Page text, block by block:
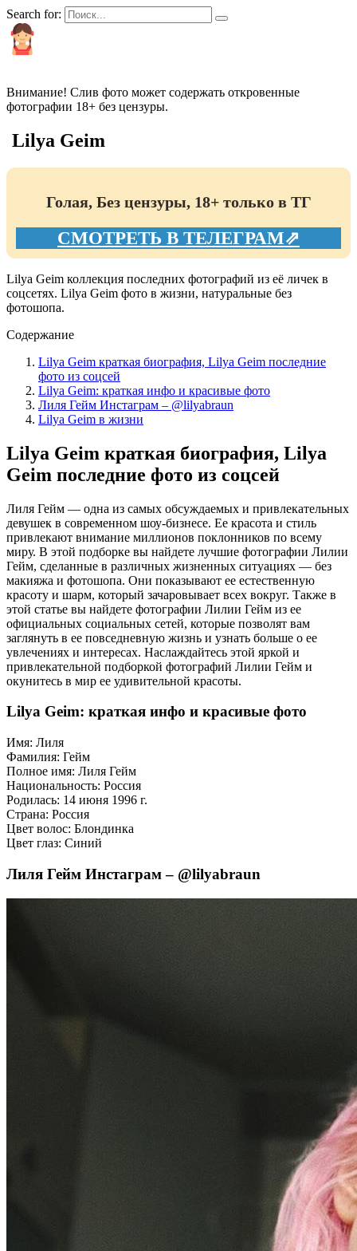
Search for:
Внимание! Слив фото может содержать откровенные
фотографии 18+ без цензуры.
Lilya Geim
Голая, Без цензуры, 18+ только в ТГ
СМОТРЕТЬ В ТЕЛЕГРАМ⇗
Lilya Geim коллекция последних фотографий из её личек в
соцсетях. Lilya Geim фото в жизни, натуральные без
фотошопа.
Содержание
Lilya Geim краткая биография, Lilya Geim последние
фото из соцсей
Lilya Geim: краткая инфо и красивые фото
Лиля Гейм Инстаграм – @lilyabraun
Lilya Geim в жизни
Lilya Geim краткая биография, Lilya
Geim последние фото из соцсей
Лиля Гейм — одна из самых обсуждаемых и привлекательных
девушек в современном шоу-бизнесе. Ее красота и стиль
привлекают внимание миллионов поклонников по всему
миру. В этой подборке вы найдете лучшие фотографии Лилии
Гейм, сделанные в различных жизненных ситуациях — без
макияжа и фотошопа. Они показывают ее естественную
красоту и шарм, который зачаровывает всех вокруг. Также в
этой статье вы найдете фотографии Лилии Гейм из ее
официальных социальных сетей, которые позволят вам
заглянуть в ее повседневную жизнь и узнать больше о ее
увлечениях и интересах. Наслаждайтесь этой яркой и
привлекательной подборкой фотографий Лилии Гейм и
окунитесь в мир ее удивительной красоты.
Lilya Geim: краткая инфо и красивые фото
Имя: Лиля
Фамилия: Гейм
Полное имя: Лиля Гейм
Национальность: Россия
Родилась: 14 июня 1996 г.
Страна: Россия
Цвет волос: Блондинка
Цвет глаз: Синий
Лиля Гейм Инстаграм – @lilyabraun